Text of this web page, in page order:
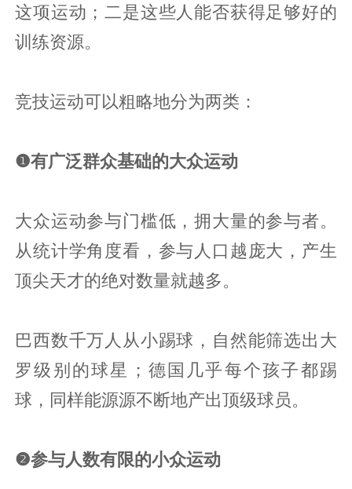
这项运动；二是这些人能否获得足够好的
训练资源。
竞技运动可以粗略地分为两类：
❶有广泛群众基础的大众运动
大众运动参与门槛低，拥大量的参与者。
从统计学角度看，参与人口越庞大，产生
顶尖天才的绝对数量就越多。
巴西数千万人从小踢球，自然能筛选出大
罗级别的球星；德国几乎每个孩子都踢
球，同样能源源不断地产出顶级球员。
❷参与人数有限的小众运动